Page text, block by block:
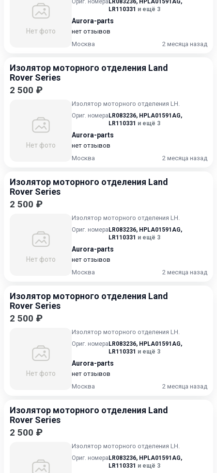
Нет фото
Ориг. номера LR083236, HPLA01591AG,
LR110331 и ещё 3
Aurora-parts
нет отзывов
Москва
2 месяца назад
Изолятор моторного отделения Land
Rover Series
2 500 ₽
Нет фото
Изолятор моторного отделения LH.
Ориг. номера LR083236, HPLA01591AG,
LR110331 и ещё 3
Aurora-parts
нет отзывов
Москва
2 месяца назад
Изолятор моторного отделения Land
Rover Series
2 500 ₽
Нет фото
Изолятор моторного отделения LH.
Ориг. номера LR083236, HPLA01591AG,
LR110331 и ещё 3
Aurora-parts
нет отзывов
Москва
2 месяца назад
Изолятор моторного отделения Land
Rover Series
2 500 ₽
Нет фото
Изолятор моторного отделения LH.
Ориг. номера LR083236, HPLA01591AG,
LR110331 и ещё 3
Aurora-parts
нет отзывов
Москва
2 месяца назад
Изолятор моторного отделения Land
Rover Series
2 500 ₽
Изолятор моторного отделения LH.
Ориг. номера LR083236, HPLA01591AG,
LR110331 и ещё 3